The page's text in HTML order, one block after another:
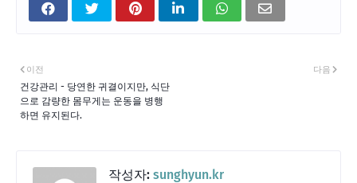
다음
이전
건강관리 - 당연한 귀결이지만, 식단
으로 감량한 몸무게는 운동을 병행
하면 유지된다.
작성자: sunghyun.kr